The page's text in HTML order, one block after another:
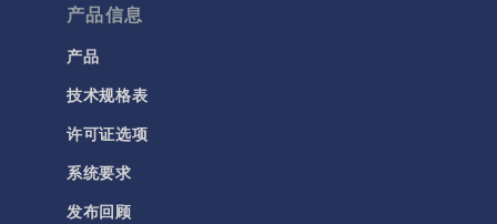
产品信息
产品
技术规格表
许可证选项
系统要求
发布回顾